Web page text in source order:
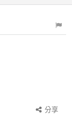
分享